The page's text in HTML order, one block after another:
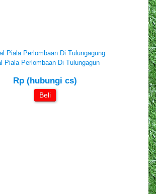
Piala Perlombaan Di Tulungagun
Rp (hubungi cs)
Beli